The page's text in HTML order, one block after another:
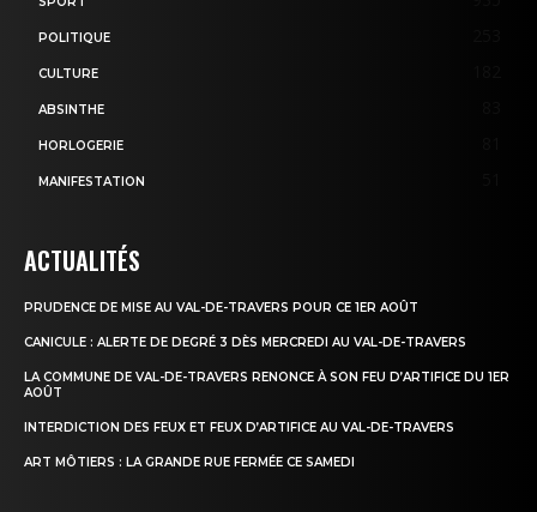
POLITIQUE
CULTURE
ABSINTHE
HORLOGERIE
MANIFESTATION
ACTUALITÉS
PRUDENCE DE MISE AU VAL-DE-TRAVERS POUR CE 1ER AOÛT
CANICULE : ALERTE DE DEGRÉ 3 DÈS MERCREDI AU VAL-DE-TRAVERS
LA COMMUNE DE VAL-DE-TRAVERS RENONCE À SON FEU D’ARTIFICE DU 1ER
AOÛT
INTERDICTION DES FEUX ET FEUX D’ARTIFICE AU VAL-DE-TRAVERS
ART MÔTIERS : LA GRANDE RUE FERMÉE CE SAMEDI